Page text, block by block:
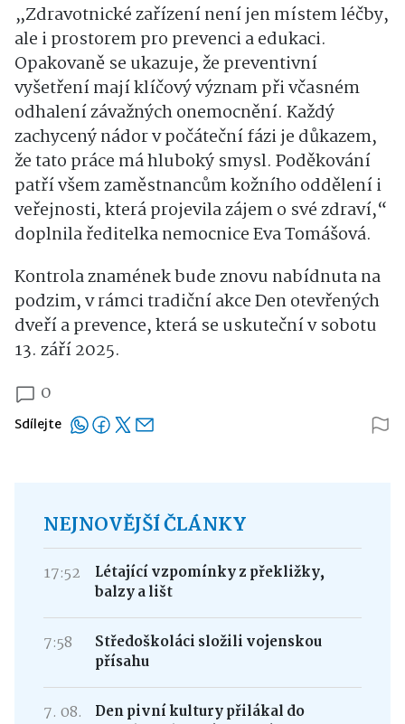
„Zdravotnické zařízení není jen místem léčby,
ale i prostorem pro prevenci a edukaci.
Opakovaně se ukazuje, že preventivní
vyšetření mají klíčový význam při včasném
odhalení závažných onemocnění. Každý
zachycený nádor v počáteční fázi je důkazem,
že tato práce má hluboký smysl. Poděkování
patří všem zaměstnancům kožního oddělení i
veřejnosti, která projevila zájem o své zdraví,“
doplnila ředitelka nemocnice Eva Tomášová.
Kontrola znamének bude znovu nabídnuta na
podzim, v rámci tradiční akce Den otevřených
dveří a prevence, která se uskuteční v sobotu
13. září 2025.
0
Sdílejte
NEJNOVĚJŠÍ ČLÁNKY
17:52
Létající vzpomínky z překližky,
balzy a lišt
7:58
Středoškoláci složili vojenskou
přísahu
7. 08.
Den pivní kultury přilákal do